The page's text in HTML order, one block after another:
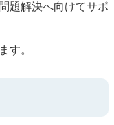
題解決へ向けてサポ
す。